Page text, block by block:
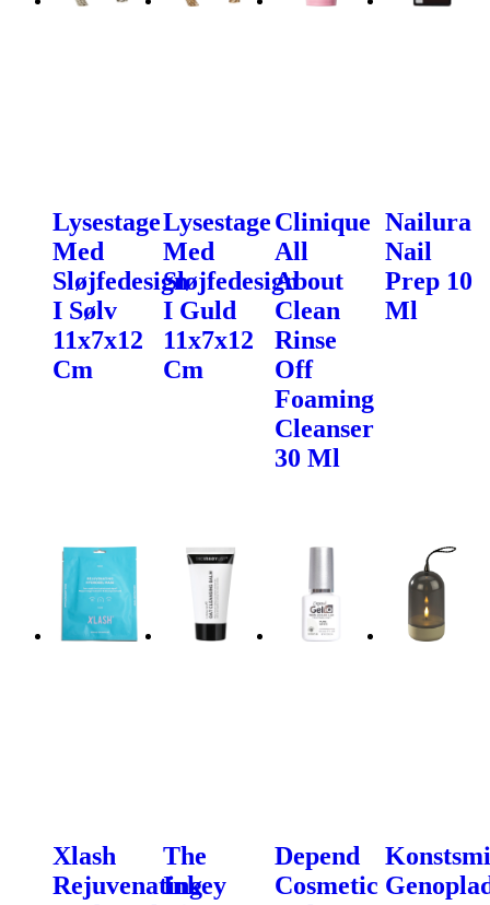
Lysestage
Med
Sløjfedesign
I Sølv
11x7x12
Cm
Lysestage
Med
Sløjfedesign
I Guld
11x7x12
Cm
Clinique
All
About
Clean
Rinse
Off
Foaming
Cleanser
30 Ml
Nailura
Nail
Prep 10
Ml
Xlash
Rejuvenating
The
Inkey
Depend
Cosmetic